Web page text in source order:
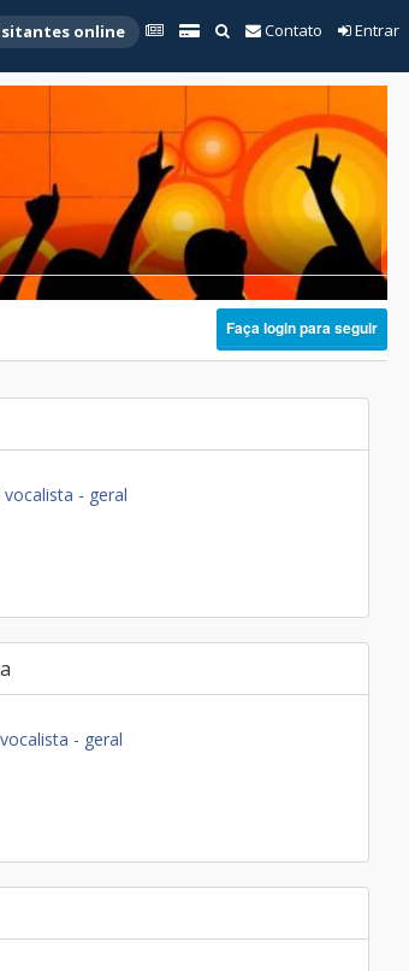
online Contato Entrar
Faça login para seguir
vocalista - geral
vocalista - geral